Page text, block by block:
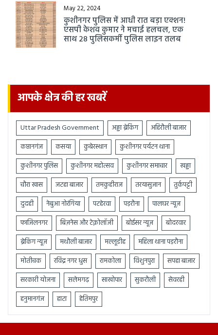
May 22, 2024
कुशीनगर पुलिस में आधी रात बड़ा एक्शन!
एसपी केशव कुमार ने मचाई हलचल, एक
साथ 28 पुलिसकर्मी पुलिस लाइन तलब
आपके क्षेत्र की हर खबरें
Uttar Pradesh Government अड्डा ब्रेकिंग
अहिरौली बाजार
कप्तानगंज
कसया कुबेरस्थान
कुशीनगर पर्यटन थाना
कुशीनगर पुलिस
कुशीनगर महोत्सव कुशीनगर समाचार
खड्डा
चौरा खास
जटहा बाजार तमकुहीराज तरयासुजान
तुर्कपट्टी
दुदही
नेबुआ नोरंगिया पटहेरवा पड़रौना
पालघर न्यूज़
फाजिलनगर
बिज़नेस और टेक्नोलॉजी बोईसर न्यूज़
बोदरवार
ब्रेकिंग न्यूज़
मथौली बाजार मल्लूडीह
महिला थाना पड़रौना
मोतीचक
रविंद्र नगर धुस रामकोला विशुनपुरा
सपहा बाजार
सरकारी योजना
सलेमगढ़ साखोपार सुकरौली
सेवरही
हनुमानगंज
हाटा हेतिमपुर